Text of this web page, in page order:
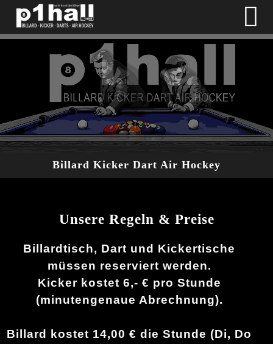
Billard Kicker Dart Air Hockey
Unsere Regeln & Preise
Billardtisch, Dart und Kickertische
müssen reserviert werden.
Kicker kostet 6,- € pro Stunde
(minutengenaue Abrechnung).
Billard kostet 14,00 € die Stunde (Di, Do